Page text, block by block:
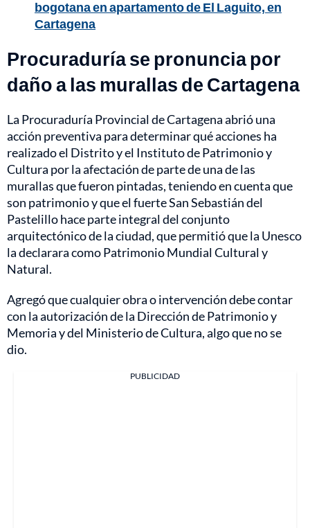
bogotana en apartamento de El Laguito, en
Cartagena
Procuraduría se pronuncia por
daño a las murallas de Cartagena
La Procuraduría Provincial de Cartagena abrió una
acción preventiva para determinar qué acciones ha
realizado el Distrito y el Instituto de Patrimonio y
Cultura por la afectación de parte de una de las
murallas que fueron pintadas, teniendo en cuenta que
son patrimonio y que el fuerte San Sebastián del
Pastelillo hace parte integral del conjunto
arquitectónico de la ciudad, que permitió que la Unesco
la declarara como Patrimonio Mundial Cultural y
Natural.
Agregó que cualquier obra o intervención debe contar
con la autorización de la Dirección de Patrimonio y
Memoria y del Ministerio de Cultura, algo que no se
dio.
PUBLICIDAD